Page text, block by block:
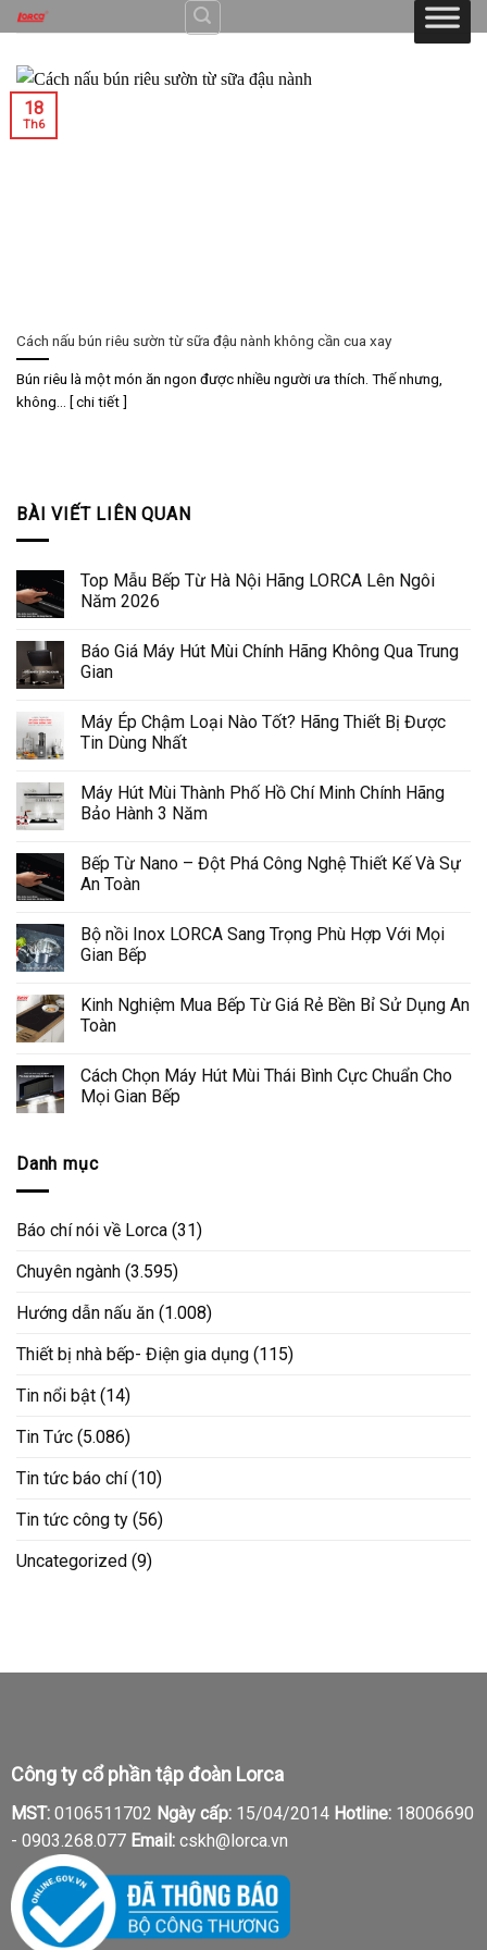
Skip
to
content
Cách nấu bún riêu sườn từ sữa đậu nành không cần cua xay
Bún riêu là một món ăn ngon được nhiều người ưa thích. Thế nhưng,
không... [ chi tiết ]
18
Th6
BÀI VIẾT LIÊN QUAN
Top Mẫu Bếp Từ Hà Nội Hãng LORCA Lên Ngôi
Năm 2026
Báo Giá Máy Hút Mùi Chính Hãng Không Qua Trung
Gian
Máy Ép Chậm Loại Nào Tốt? Hãng Thiết Bị Được
Tin Dùng Nhất
Máy Hút Mùi Thành Phố Hồ Chí Minh Chính Hãng
Bảo Hành 3 Năm
Bếp Từ Nano – Đột Phá Công Nghệ Thiết Kế Và Sự
An Toàn
Bộ nồi Inox LORCA Sang Trọng Phù Hợp Với Mọi
Gian Bếp
Kinh Nghiệm Mua Bếp Từ Giá Rẻ Bền Bỉ Sử Dụng An
Toàn
Cách Chọn Máy Hút Mùi Thái Bình Cực Chuẩn Cho
Mọi Gian Bếp
Danh mục
Báo chí nói về Lorca (31)
Chuyên ngành (3.595)
Hướng dẫn nấu ăn (1.008)
Thiết bị nhà bếp- Điện gia dụng (115)
Tin nổi bật (14)
Tin Tức (5.086)
Tin tức báo chí(10)
Tin tức công ty (56)
Uncategorized (9)
Công ty cổ phần tập đoàn Lorca
MST:0106511702 Ngày cấp:15/04/2014 Hotline:18006690
- 0903.268.077 Email:cskh@lorca.vn